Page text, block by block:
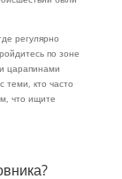
регулярно
по зоне
царапинами
теми, кто часто
что ищите